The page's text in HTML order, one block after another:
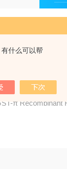
什么可以帮
π Recombinant